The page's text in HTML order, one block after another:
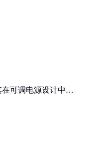
可调电源设计中的